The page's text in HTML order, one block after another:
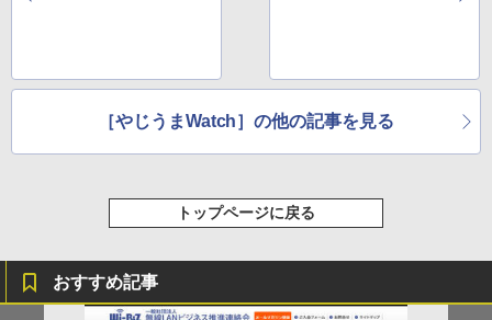
［やじうまWatch］の他の記事を見る
トップページに戻る
おすすめ記事